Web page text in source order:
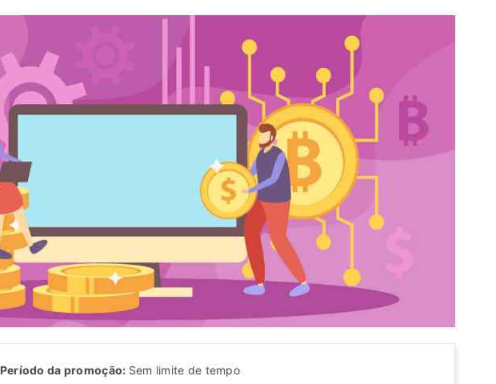
Período da promoção: Sem limite de tempo